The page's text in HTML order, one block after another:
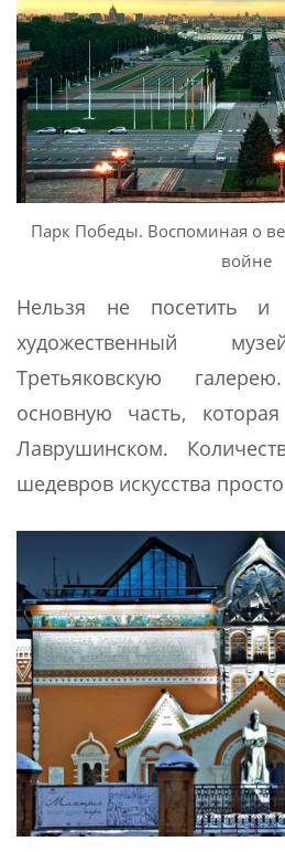
Парк Победы. Воспоминая о
войне
Нельзя не посетить и
художественный
Третьяковскую
основную часть,
Лаврушинском.
шедевров искусства